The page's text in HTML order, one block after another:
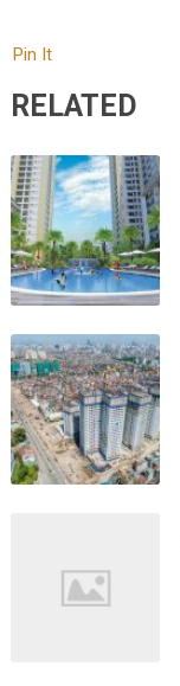
Pin It
RELATED